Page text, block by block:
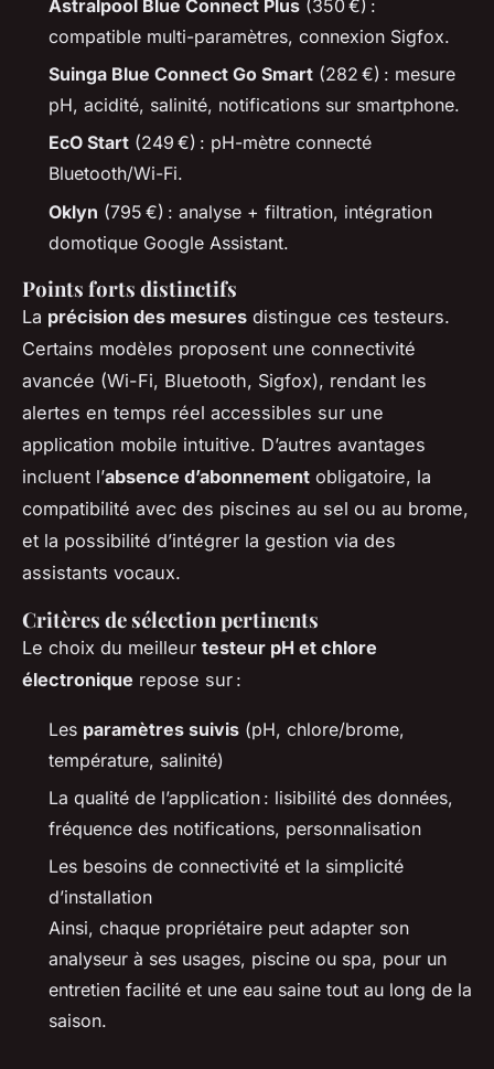
Astralpool Blue Connect Plus (350 €) :
compatible multi-paramètres, connexion Sigfox.
Suinga Blue Connect Go Smart (282 €) : mesure
pH, acidité, salinité, notifications sur smartphone.
EcO Start (249 €) : pH-mètre connecté
Bluetooth/Wi-Fi.
Oklyn (795 €) : analyse + filtration, intégration
domotique Google Assistant.
Points forts distinctifs
La précision des mesures distingue ces testeurs.
Certains modèles proposent une connectivité
avancée (Wi-Fi, Bluetooth, Sigfox), rendant les
alertes en temps réel accessibles sur une
application mobile intuitive. D’autres avantages
incluent l’absence d’abonnement obligatoire, la
compatibilité avec des piscines au sel ou au brome,
et la possibilité d’intégrer la gestion via des
assistants vocaux.
Critères de sélection pertinents
Le choix du meilleur testeur pH et chlore
électronique repose sur :
Les paramètres suivis (pH, chlore/brome,
température, salinité)
La qualité de l’application : lisibilité des données,
fréquence des notifications, personnalisation
Les besoins de connectivité et la simplicité
d’installation
Ainsi, chaque propriétaire peut adapter son
analyseur à ses usages, piscine ou spa, pour un
entretien facilité et une eau saine tout au long de la
saison.